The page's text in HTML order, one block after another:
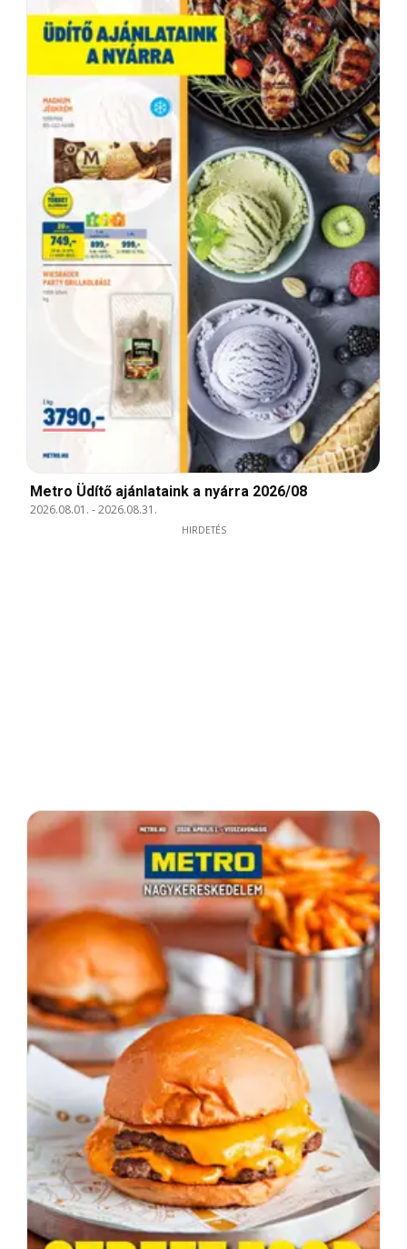
Metro Üdítő ajánlataink a nyárra 2026/08
2026.08.01. -2026.08.31.
HIRDETÉS